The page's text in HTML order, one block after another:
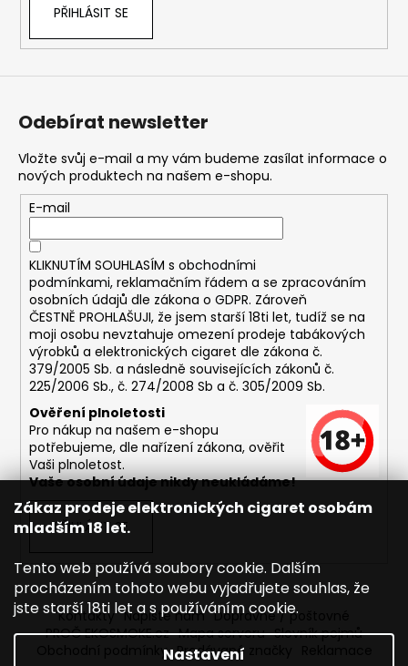
Zákaz prodeje elektronických cigaret osobám
mladším 18 let.
Tento web používá soubory cookie. Dalším
procházením tohoto webu vyjadřujete souhlas, že
jste starší 18ti let a s používáním cookie.
Nastavení
o
p
o
u
u
m
DEKANG
MALINA
10ML
11MG
169
Kč
Původně:
195
PŘIHLÁSIT SE
Odebírat newsletter
Vložte svůj e-mail a my vám budeme zasílat informace o
nových produktech na našem e-shopu.
E-mail
KLIKNUTÍM SOUHLASÍM s obchodními
podmínkami, reklamačním řádem a se zpracováním
osobních údajů dle zákona o GDPR. Zároveň
ČESTNĚ PROHLAŠUJI, že jsem starší 18ti let, tudíž se na
moji osobu nevztahuje omezení prodeje tabákových
výrobků a elektronických cigaret dle zákona č.
379/2005 Sb. a následně souvisejících zákonů č.
225/2006 Sb., č. 274/2008 Sb a č. 305/2009 Sb.
Ověření plnoletosti
Pro nákup na našem e-shopu
potřebujeme, dle nařízení zákona, ověřit
Vaši plnoletost.
Vaše osobní údaje nikdy neukládáme!
PŘIHLÁSIT SE
Kontakty Napište nám Dopravné / poštovné
PROČ EKOSMOKE.cz Mapa serveru Slovník pojmů
Obchodní podmínky Prodávané značky